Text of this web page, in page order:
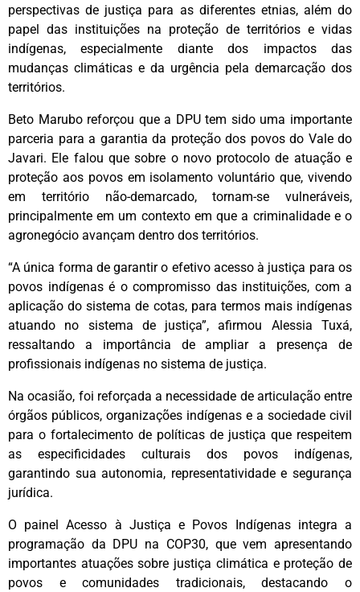
perspectivas de justiça para as diferentes etnias, além do
papel das instituições na proteção de territórios e vidas
indígenas, especialmente diante dos impactos das
mudanças climáticas e da urgência pela demarcação dos
territórios.
Beto Marubo reforçou que a DPU tem sido uma importante
parceria para a garantia da proteção dos povos do Vale do
Javari. Ele falou que sobre o novo protocolo de atuação e
proteção aos povos em isolamento voluntário que, vivendo
em território não-demarcado, tornam-se vulneráveis,
principalmente em um contexto em que a criminalidade e o
agronegócio avançam dentro dos territórios.
“A única forma de garantir o efetivo acesso à justiça para os
povos indígenas é o compromisso das instituições, com a
aplicação do sistema de cotas, para termos mais indígenas
atuando no sistema de justiça”, afirmou Alessia Tuxá,
ressaltando a importância de ampliar a presença de
profissionais indígenas no sistema de justiça.
Na ocasião, foi reforçada a necessidade de articulação entre
órgãos públicos, organizações indígenas e a sociedade civil
para o fortalecimento de políticas de justiça que respeitem
as especificidades culturais dos povos indígenas,
garantindo sua autonomia, representatividade e segurança
jurídica.
O painel Acesso à Justiça e Povos Indígenas integra a
programação da DPU na COP30, que vem apresentando
importantes atuações sobre justiça climática e proteção de
povos e comunidades tradicionais, destacando o